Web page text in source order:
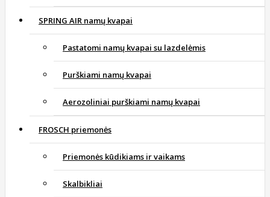
SPRING AIR namų kvapai
Pastatomi namų kvapai su lazdelėmis
Purškiami namų kvapai
Aerozoliniai purškiami namų kvapai
FROSCH priemonės
Priemonės kūdikiams ir vaikams
Skalbikliai